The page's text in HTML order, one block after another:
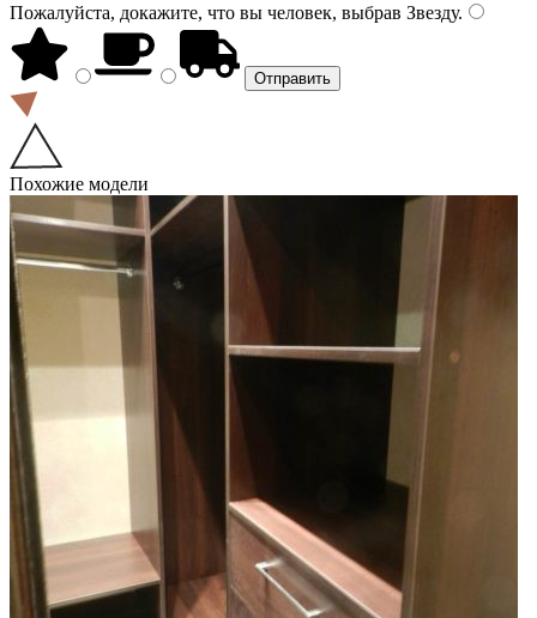
Пожалуйста, докажите, что вы человек, выбрав Звезду.
Похожие модели